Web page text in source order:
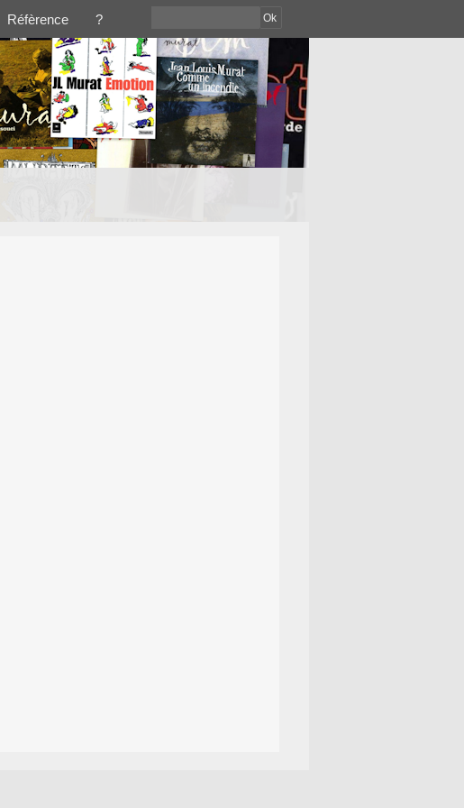
Ok
Réfèrence ?